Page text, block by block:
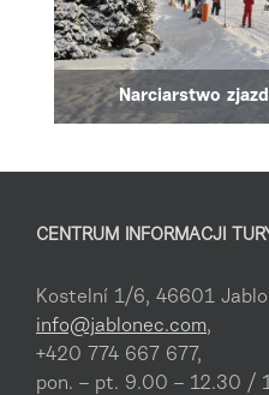
Narciarstwo
CENTRUM INFORMACJI
Kostelní 1/6, 46601
info@jablonec.com,
+420 774 667 677,
pon. – pt. 9.00 – 12.30 /